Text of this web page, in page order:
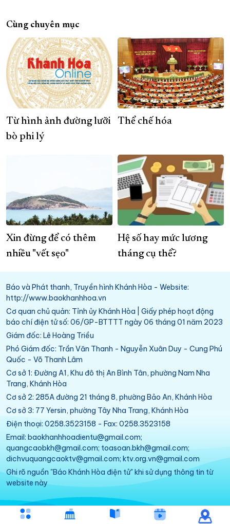
Cùng chuyên mục
Từ hình ảnh đường lưỡi
bò phi lý
Thể chế hóa
Xin đừng để có thêm
nhiều "vết sẹo"
Hệ số hay mức lương
tháng cụ thể?
Báo và Phát thanh, Truyền hình Khánh Hòa - Website:
http://www.baokhanhhoa.vn
Cơ quan chủ quản: Tỉnh ủy Khánh Hòa | Giấy phép hoạt động
báo chí điện tử số: 06/GP-BTTTT ngày 06 tháng 01 năm 2023
Giám đốc: Lê Hoàng Triều
Phó Giám đốc: Trần Văn Thanh - Nguyễn Xuân Duy - Cung Phú
Quốc - Võ Thanh Lâm
Cơ sở 1: Đường A1, Khu đô thị An Bình Tân, phường Nam Nha
Trang, Khánh Hòa
Cơ sở 2: 285A đường 21 tháng 8, phường Bảo An, Khánh Hòa
Cơ sở 3: 77 Yersin, phường Tây Nha Trang, Khánh Hòa
Điện thoại: 0258.3523158 - Fax: 0258.3523158
Email: baokhanhhoadientu@gmail.com;
quangcaobkh@gmail.com; toasoan.bkh@gmail.com;
dichvuquangcaoktv@gmail.com; ktv.org.vn@gmail.com
Ghi rõ nguồn "Báo Khánh Hòa điện tử" khi sử dụng thông tin từ
website này